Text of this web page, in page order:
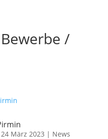
/
24 März 2023 | News